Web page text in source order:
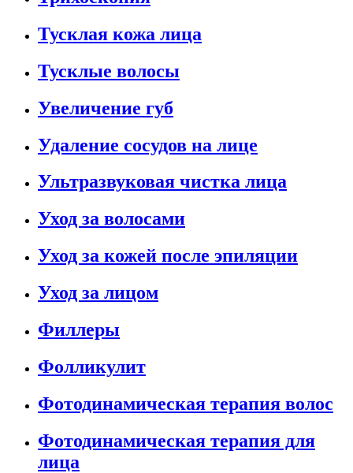
Тусклая кожа лица
Тусклые волосы
Увеличение губ
Удаление сосудов на лице
Ультразвуковая чистка лица
Уход за волосами
Уход за кожей после эпиляции
Уход за лицом
Филлеры
Фолликулит
Фотодинамическая терапия волос
Фотодинамическая терапия для
лица